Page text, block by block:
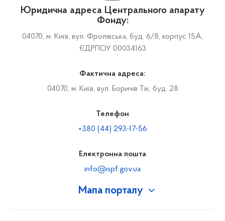
Мапа порталу
Юридична адреса Центрального апарату
Фонду:
04070, м. Київ, вул. Фролівська, буд. 6/8, корпус 15А,
ЄДРПОУ 00034163
Фактична адреса:
04070, м. Київ, вул. Боричів Тік, буд. 28
Телефон
+380 (44) 293-17-56
Електронна пошта
info@ispf.gov.ua